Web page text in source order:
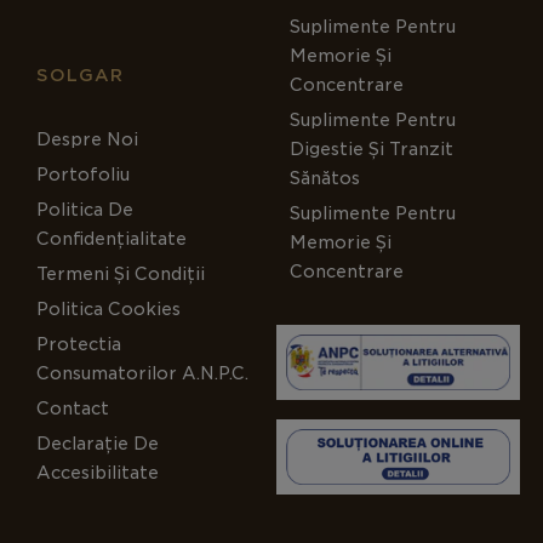
Suplimente Pentru
Memorie Și
Concentrare
Suplimente Pentru
Digestie Și Tranzit
Sănătos
Suplimente Pentru
Memorie Și
Concentrare
SOLGAR
Despre Noi
Portofoliu
Politica De
Confidențialitate
Termeni Și Condiții
Politica Cookies
Protectia
Consumatorilor A.N.P.C.
Contact
Declarație De
Accesibilitate